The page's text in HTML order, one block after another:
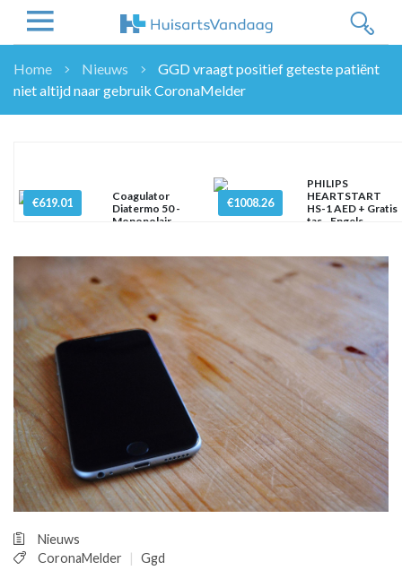
NIEUWS
WETENSCHAP
ZORGVERZEKERAARS
ICT
NASCHOLINGEN
DOSSIER
ENQUÊTES
NHG
HUISARTSENPOST
PRAKTIJKZAKEN
TARIEVEN
VPHUISARTSEN
MEDISCHE VAKHANDEL
REGISTRATIE
Home Nieuws
GGD vraagt positief geteste patiënt
niet altijd naar gebruik CoronaMelder
€619.01
Coagulator
Diatermo 50 -
Monopolair
€1008.26
PHILIPS
HEARTSTART
HS-1 AED + Gratis
tas - Engels
Nieuws
CoronaMelder
Ggd